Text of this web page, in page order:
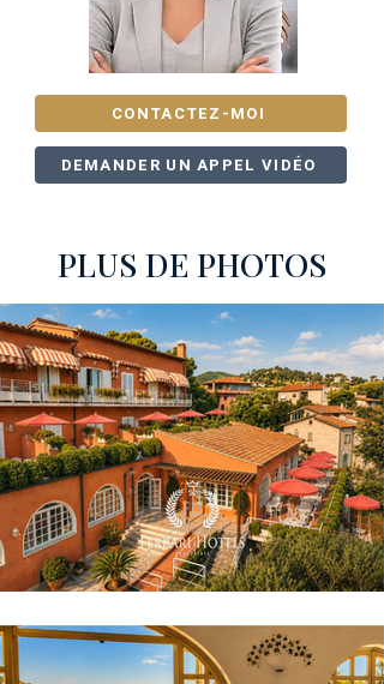
CONTACTEZ-MOI
DEMANDER UN APPEL VIDÉO
PLUS DE PHOTOS